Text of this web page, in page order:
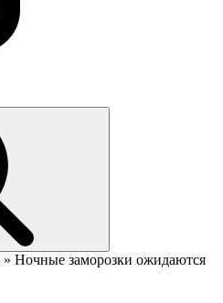
» Ночные заморозки ожидаются